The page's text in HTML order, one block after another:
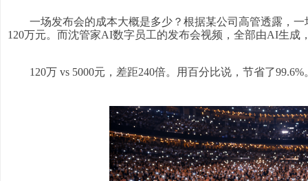
一场发布会的成本大概是多少？根据某公司高管透露，
120万元。而沈管家AI数字员工的发布会视频，全部由AI生成
120万 vs 5000元，差距240倍。用百分比说，节省了99.6%